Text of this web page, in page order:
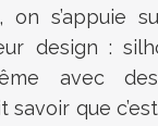
on s’appuie
design :
avec
que